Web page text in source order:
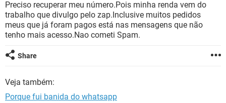
GUIA DE COMPRAS
OUTLOOK EXCEL
INSTAGRAM GMAIL
GUIA DE COMPRAS
Preciso recuperar meu número.Pois minha renda vem do
trabalho que divulgo pelo zap.Inclusive muitos pedidos
meus que já foram pagos está nas mensagens que não
tenho mais acesso.Nao cometi Spam.
Share
Veja também:
Porque fui banida do whatsapp